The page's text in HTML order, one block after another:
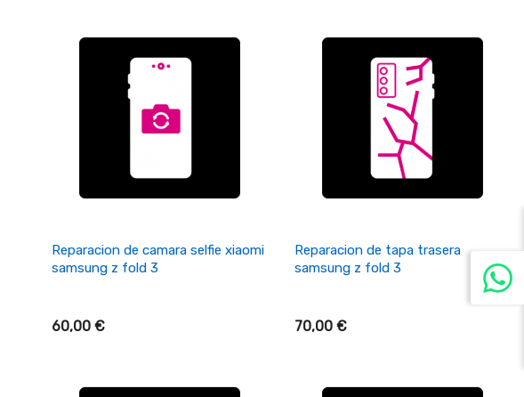
+ Añadir Al Carrito
Reparacion de camara selfie xiaomi
samsung z fold 3
60,00 €
+ Añadir Al Carrito
Reparacion de tapa trasera
samsung z fold 3
70,00 €